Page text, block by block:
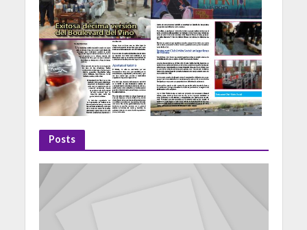
Posts